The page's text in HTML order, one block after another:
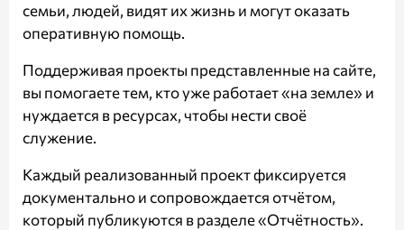
семьи, людей, видят их жизнь и могут оказать
оперативную помощь.
Поддерживая проекты представленные на сайте,
вы помогаете тем, кто уже работает «на земле» и
нуждается в ресурсах, чтобы нести своё
служение.
Каждый реализованный проект фиксируется
документально и сопровождается отчётом,
который публикуются в разделе«Отчётность».